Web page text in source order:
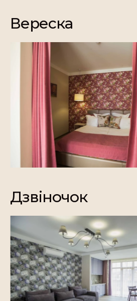
Вереска
Дзвіночок